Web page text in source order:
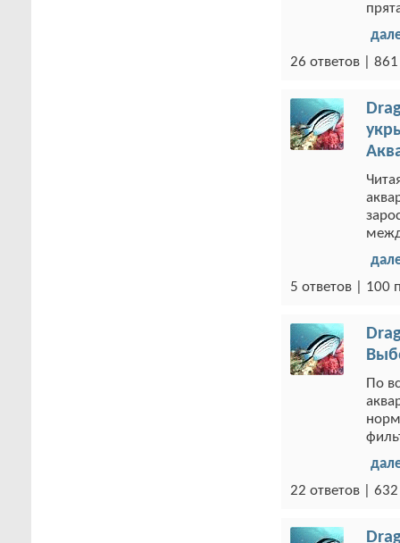
26 ответов |
5 ответов | 100
По
22 ответов |